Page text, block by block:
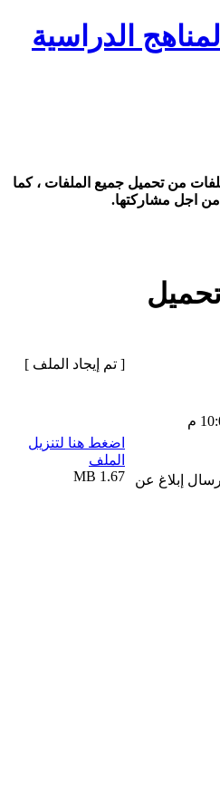
الدراسية
من تحميل جميع الملفات ، كما
اجل مشاركتها.
إبلاغ عن
[ تم إيجاد الملف ]
اضغط هنا لتنزيل
الملف
1.67 MB